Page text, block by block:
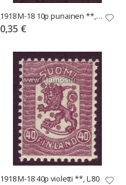
1918 M-18 10p punainen **, L.78
0,35 €
1918 M-18 40p violetti **, L.80